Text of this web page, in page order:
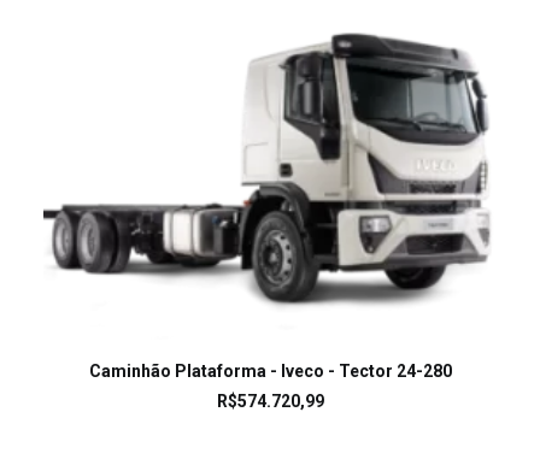
LEIA MAIS
Caminhão Plataforma - Iveco - Tector 24-280
R$574.720,99